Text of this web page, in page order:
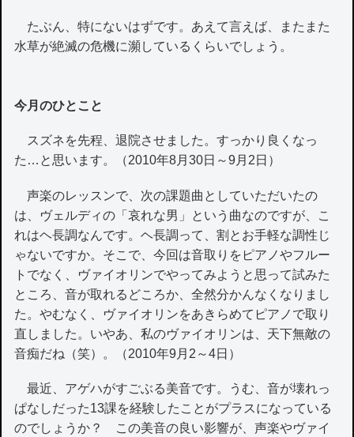
たぶん、特にないはずです。あえて言えば、またまた
水草が絶滅の危機に瀕しているくらいでしょう。
今月のひとこと
スズネを先程、退院させました。すっかり良くなっ
た…と思います。（2010年8月30日～9月2日）
声楽のレッスンで、次の課題曲としていただいたの
は、ヴェルディの「哀れな男」という曲なのですが、こ
れはヘ長調なんです。ヘ長調って、割とお手軽な調性じ
ゃないですか。そこで、今回は音取りをピアノやフルー
トでなく、ヴァイオリンでやってみようと思って試みた
ところ、音が取れるどころか、全然分かんなくなりまし
た。やむなく、ヴァイオリンをあきらめてピアノで取り
直しました。いやあ、私のヴァイオリンは、天下無敵の
音痴だね（笑）。（2010年9月2～4日）
最近、アゲハがすごぶる美音です。うむ、音が壊れっ
ぱなしだった13課を経験したことがプラスになっている
のでしょうか？ この美音の良い影響が、声楽やヴァイ